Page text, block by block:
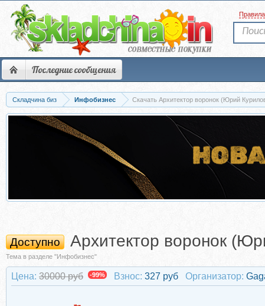
Последние сообщения
Правила
Складчина биз Инфобизнес Скачать Архитектор воронок (Юрий
Доступно Архитектор воронок
Тема в разделе "Инфобизнес"
Цена: 30000 руб -99% Взнос: 327 руб Организатор: